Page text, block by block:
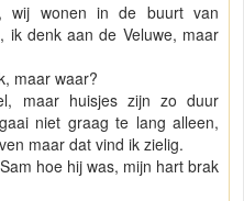
wonen in de buurt van
ik denk aan de Veluwe, maar
maar waar?
maar huisjes zijn zo duur
niet graag te lang alleen,
maar dat vind ik zielig.
hoe hij was, mijn hart brak